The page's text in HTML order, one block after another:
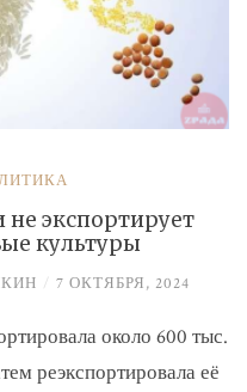
не экспортирует
культуры
/ 7 ОКТЯБРЯ, 2024
около 600 тыс.
реэкспортировала её